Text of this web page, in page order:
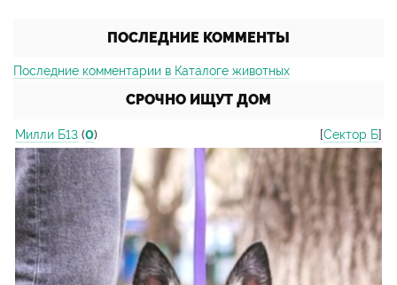
ПОСЛЕДНИЕ КОММЕНТЫ
Последние комментарии в Каталоге животных
СРОЧНО ИЩУТ ДОМ
Милли Б13 (0) [Сектор Б]